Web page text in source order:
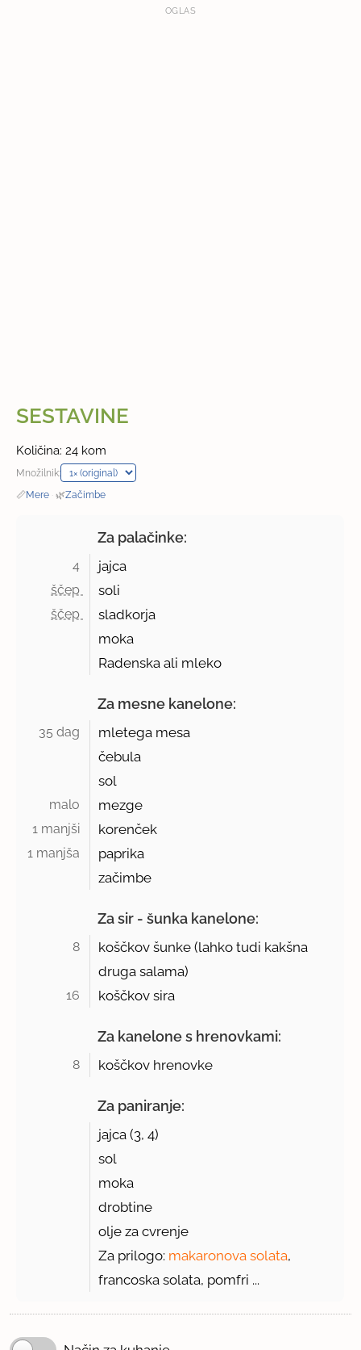
OGLAS
SESTAVINE
Količina: 24 kom
Množilnik:
📏Mere · 🌿Začimbe
Za palačinke:
4 jajca
ščep soli
ščep
sladkorja
moka
Radenska ali mleko
Za mesne kanelone:
35 dag
mletega mesa
čebula
sol
malo mezge
1 manjši korenček
1 manjša
paprika
začimbe
Za sir - šunka kanelone:
8
koščkov šunke (lahko tudi kakšna
druga salama)
16 koščkov sira
Za kanelone s hrenovkami:
8 koščkov hrenovke
Za paniranje:
jajca (3, 4)
sol
moka
drobtine
olje za cvrenje
Za prilogo: makaronova solata,
francoska solata, pomfri ...